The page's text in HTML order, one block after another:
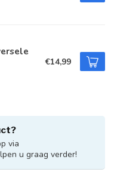
€14,99
via
u graag verder!